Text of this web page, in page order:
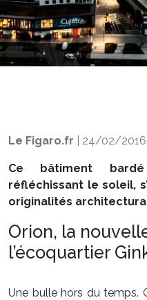
Le Figaro.fr 24/02/2016
Ce bâtiment
réfléchissant le soleil,
originalités
Orion, la
l’écoquartier
Une bulle hors du temps.